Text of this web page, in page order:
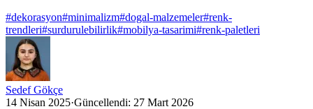
#dekorasyon#minimalizm#dogal-malzemeler#renk-
trendleri#surdurulebilirlik#mobilya-tasarimi#renk-paletleri
Sedef Gökçe
14 Nisan 2025·Güncellendi: 27 Mart 2026